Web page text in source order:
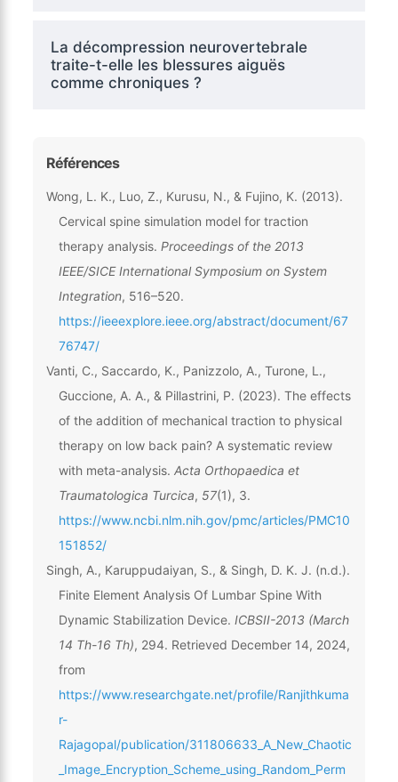
La décompression neurovertebrale
traite-t-elle les blessures aiguës
comme chroniques ?
Références
Wong, L. K., Luo, Z., Kurusu, N., & Fujino, K. (2013).
Cervical spine simulation model for traction
therapy analysis. Proceedings of the 2013
IEEE/SICE International Symposium on System
Integration, 516–520.
https://ieeexplore.ieee.org/abstract/document/67
76747/
Vanti, C., Saccardo, K., Panizzolo, A., Turone, L.,
Guccione, A. A., & Pillastrini, P. (2023). The effects
of the addition of mechanical traction to physical
therapy on low back pain? A systematic review
with meta-analysis. Acta Orthopaedica et
Traumatologica Turcica, 57(1), 3.
https://www.ncbi.nlm.nih.gov/pmc/articles/PMC10
151852/
Singh, A., Karuppudaiyan, S., & Singh, D. K. J. (n.d.).
Finite Element Analysis Of Lumbar Spine With
Dynamic Stabilization Device. ICBSII-2013 (March
14 Th-16 Th), 294. Retrieved December 14, 2024,
from
https://www.researchgate.net/profile/Ranjithkuma
r-
Rajagopal/publication/311806633_A_New_Chaotic
_Image_Encryption_Scheme_using_Random_Perm